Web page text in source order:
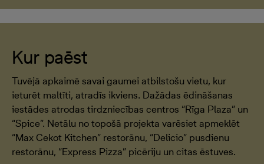
Kur paēst
Tuvējā apkaimē savai gaumei atbilstošu vietu, kur
ieturēt maltīti, atradīs ikviens. Dažādas ēdināšanas
iestādes atrodas tirdzniecības centros “Rīga Plaza” un
“Spice”. Netālu no topošā projekta varēsiet apmeklēt
“Max Cekot Kitchen” restorānu, “Delicio” pusdienu
restorānu, “Express Pizza” picēriju un citas ēstuves.